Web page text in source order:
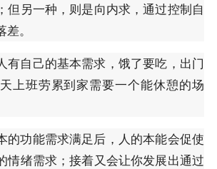
但另一种，则是向内求，通过控制自
。
有自己的基本需求，饿了要吃，出门
上班劳累到家需要一个能休憩的场
的功能需求满足后，人的本能会促使
情绪需求；接着又会让你发展出通过